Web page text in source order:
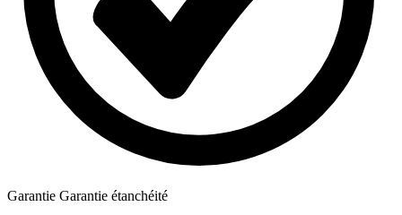
Garantie Garantie étanchéité